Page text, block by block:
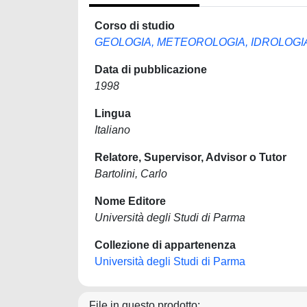
Corso di studio
GEOLOGIA, METEOROLOGIA,
Data di pubblicazione
1998
Lingua
Italiano
Relatore, Supervisor, Advisor o Tutor
Bartolini, Carlo
Nome Editore
Università degli Studi di Parma
Collezione di appartenenza
Università degli Studi di Parma